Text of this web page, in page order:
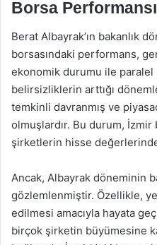
Borsa Performansı
Berat Albayrak’ın bakanlık
borsasındaki performans,
ekonomik durumu ile
belirsizliklerin arttığı
temkinli davranmış ve
olmuşlardır. Bu durum, İzmir
şirketlerin hisse
Ancak, Albayrak döneminin
gözlemlenmiştir. Özellikle,
edilmesi amacıyla hayata
birçok şirketin büyümesine